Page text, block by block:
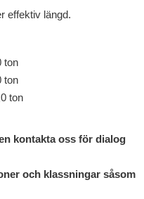
effektiv längd.
ton
ton
ton
kontakta oss för dialog
och klassningar såsom